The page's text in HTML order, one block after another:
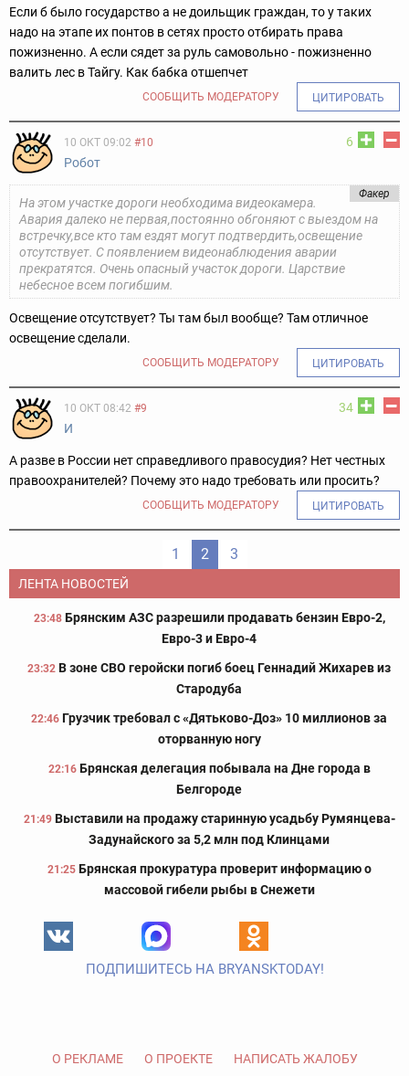
Если б было государство а не доильщик граждан, то у таких
надо на этапе их понтов в сетях просто отбирать права
пожизненно. А если сядет за руль самовольно - пожизненно
валить лес в Тайгу. Как бабка отшепчет
СООБЩИТЬ МОДЕРАТОРУ ЦИТИРОВАТЬ
6
10 ОКТ 09:02 #10
Робoт
Факер
На этом участке дороги необходима видеокамера.
Авария далеко не первая,постоянно обгоняют с выездом на
встречку,все кто там ездят могут подтвердить,освещение
отсутствует. С появлением видеонаблюдения аварии
прекратятся. Очень опасный участок дороги. Царствие
небесное всем погибшим.
Освещение отсутствует? Ты там был вообще? Там отличное
освещение сделали.
СООБЩИТЬ МОДЕРАТОРУ ЦИТИРОВАТЬ
34
10 ОКТ 08:42 #9
И
А разве в России нет справедливого правосудия? Нет честных
правоохранителей? Почему это надо требовать или просить?
СООБЩИТЬ МОДЕРАТОРУ ЦИТИРОВАТЬ
1 2 3
ЛЕНТА НОВОСТЕЙ
23:48 Брянским АЗС разрешили продавать бензин Евро-2,
Евро-3 и Евро-4
23:32 В зоне СВО геройски погиб боец Геннадий Жихарев из
Стародуба
22:46 Грузчик требовал с «Дятьково-Доз» 10 миллионов за
оторванную ногу
22:16 Брянская делегация побывала на Дне города в
Белгороде
21:49 Выставили на продажу старинную усадьбу Румянцева-
Задунайского за 5,2 млн под Клинцами
21:25 Брянская прокуратура проверит информацию о
массовой гибели рыбы в Снежети
ПОДПИШИТЕСЬ НА BRYANSKTODAY!
О РЕКЛАМЕ О ПРОЕКТЕ НАПИСАТЬ ЖАЛОБУ